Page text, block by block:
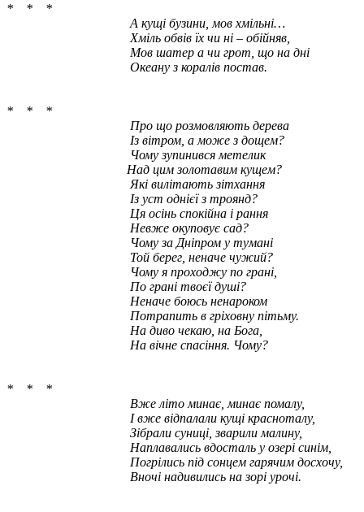
* * *
А кущі бузини, мов хмільні…
Хміль обвів їх чи ні – обійняв,
Мов шатер а чи грот, що на дні
Океану з коралів постав.
* * *
Про що розмовляють дерева
Із вітром, а може з дощем?
Чому зупинився метелик
Над цим золотавим кущем?
Які вилітають зітхання
Із уст однієї з троянд?
Ця осінь спокійна і рання
Невже окуповує сад?
Чому за Дніпром у тумані
Той берег, неначе чужий?
Чому я проходжу по грані,
По грані твоєї душі?
Неначе боюсь ненароком
Потрапить в гріховну пітьму.
На диво чекаю, на Бога,
На вічне спасіння. Чому?
* * *
Вже літо минає, минає помалу,
І вже відпалали кущі красноталу,
Зібрали суниці, зварили малину,
Наплавались вдосталь у озері синім,
Погрілись під сонцем гарячим досхочу,
Вночі надивились на зорі урочі.